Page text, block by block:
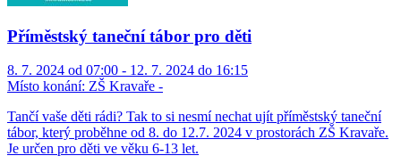
Příměstský taneční tábor pro děti
8. 7. 2024 od 07:00 - 12. 7. 2024 do 16:15
Místo konání: ZŠ Kravaře -
Tančí vaše děti rádi? Tak to si nesmí nechat ujít příměstský taneční
tábor, který proběhne od 8. do 12.7. 2024 v prostorách ZŠ Kravaře.
Je určen pro děti ve věku 6-13 let.